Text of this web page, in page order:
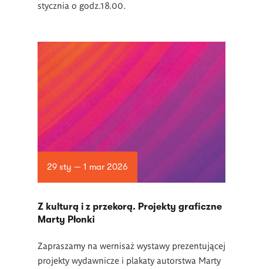
stycznia o godz.18.00.
29 sty — 1 mar 2026
Z kulturą i z przekorą. Projekty graficzne
Marty Płonki
Zapraszamy na wernisaż wystawy prezentującej
projekty wydawnicze i plakaty autorstwa Marty